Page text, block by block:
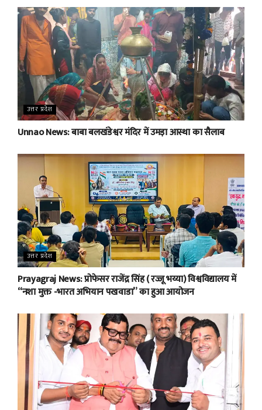
उत्तर प्रदेश
Unnao News: बाबा बलखंडेश्वर मंदिर में उमड़ा आस्था का सैलाब
उत्तर प्रदेश
Prayagraj News: प्रोफेसर राजेंद्र सिंह ( रज्जू भय्या) विश्वविद्यालय में
“नशा मुक्त -भारत अभियान पखवाडा” का हुआ आयोजन